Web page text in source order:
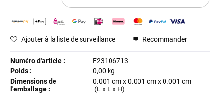
Ajouter à la liste de surveillance Recommander
Numéro d'article :
F23106713
Poids :
0,00 kg
Dimensions de
l'emballage :
0.001 cmx0.001 cmx0.001 cm
(L x L x H)